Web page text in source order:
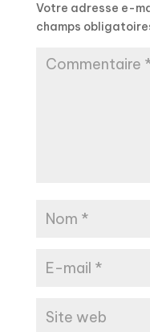
Votre adresse e-
champs